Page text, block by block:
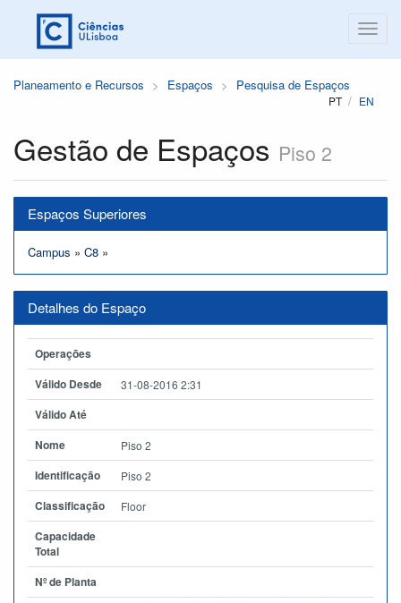
Planeamento e Recursos Espaços Pesquisa de Espaços
PT EN
Gestão de Espaços Piso 2
Espaços Superiores
Campus » C8 »
Detalhes do Espaço
Operações
Válido Desde
31-08-2016 2:31
Válido Até
Nome
Piso 2
Identificação Piso 2
Classificação Floor
Capacidade
Total
Nº de Planta